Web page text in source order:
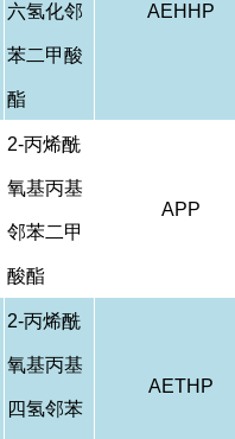
六氢化邻
苯二甲酸
酯
AEHHP
2-丙烯酰
氧基丙基
邻苯二甲
酸酯
APP
2-丙烯酰
氧基丙基
四氢邻苯
AETHP